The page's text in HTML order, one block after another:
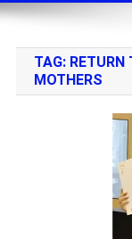
TAG: RETURN
MOTHERS